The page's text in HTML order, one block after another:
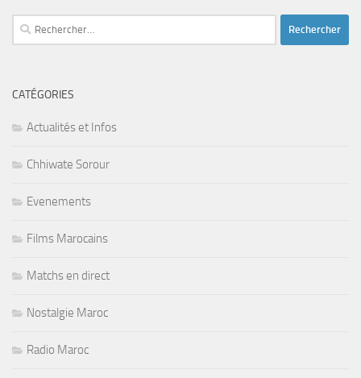
Rechercher :
CATÉGORIES
Actualités et Infos
Chhiwate Sorour
Evenements
Films Marocains
Matchs en direct
Nostalgie Maroc
Radio Maroc